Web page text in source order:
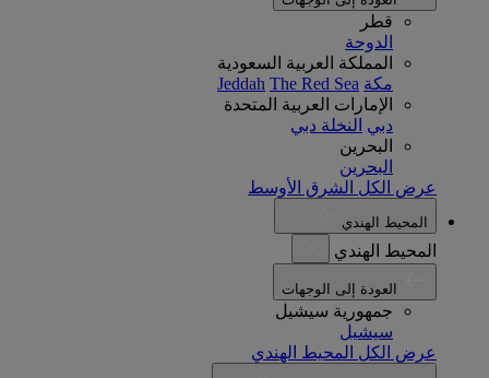
قطر
الدوحة
المملكة العربية السعودية
مكة
Jeddah The Red Sea
الإمارات العربية المتحدة
دبي النخلة دبي
البحرين
البحرين
عرض الكل الشرق الأوسط
المحيط الهندي
المحيط الهندي
جمهورية سيشيل
سيشيل
عرض الكل المحيط الهندي